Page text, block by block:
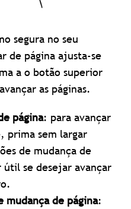
segura no seu
de página ajusta-se
a o botão superior
as páginas.
página: para avançar
prima sem largar
de mudança de
útil se desejar avançar
mudança de página: